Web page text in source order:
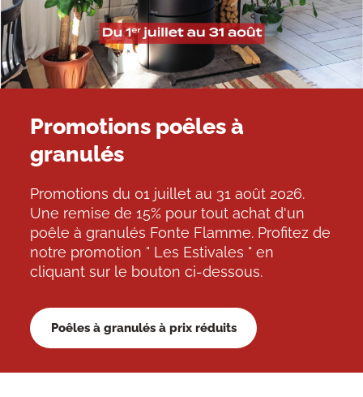
Promotions poêles à
granulés
Promotions du 01 juillet au 31 août 2026.
Une remise de 15% pour tout achat d'un
poêle à granulés Fonte Flamme. Profitez de
notre promotion " Les Estivales " en
cliquant sur le bouton ci-dessous.
Poêles à granulés à prix réduits